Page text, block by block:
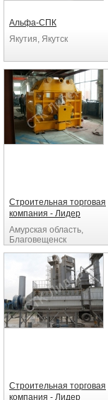
Альфа-СПК
Якутия, Якутск
Строительная торговая
компания - Лидер
Амурская область,
Благовещенск
Строительная торговая
компания - Лидер